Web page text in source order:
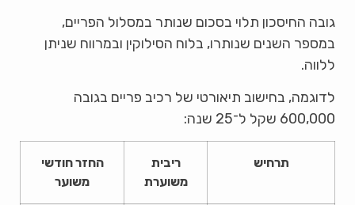
גובה החיסכון תלוי בסכום שנותר במסלול הפריים,
במספר השנים שנותרו, בלוח הסילוקין ובמרווח שניתן
ללווה.
לדוגמה, בחישוב תיאורטי של רכיב פריים בגובה
600,000 שקל ל־25 שנה:
תרחיש
ריבית
משוערת
החזר חודשי
משוער